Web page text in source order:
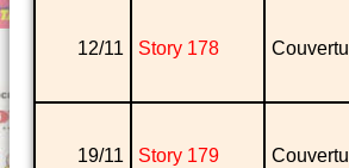
12/11 Story 178
19/11 Story 179